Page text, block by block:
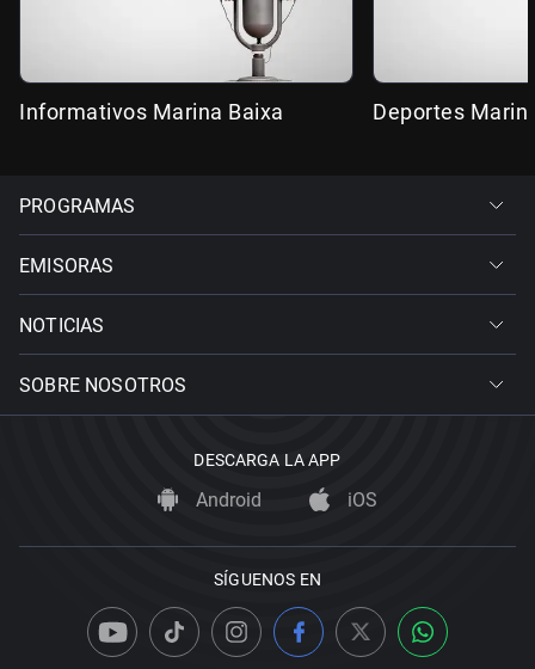
Informativos Marina Baixa Deportes
PROGRAMAS
EMISORAS
NOTICIAS
SOBRE NOSOTROS
DESCARGA LA APP
Android iOS
SÍGUENOS EN